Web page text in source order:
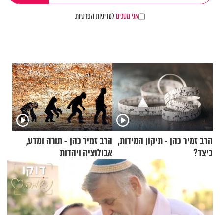
אני מסכיםלמדיניות הפרטיות
הרב זמיר כהן - תיקון המידות,
כיצד?
הרב זמיר כהן - תורה ומדע,
אבולוציה ויהדות